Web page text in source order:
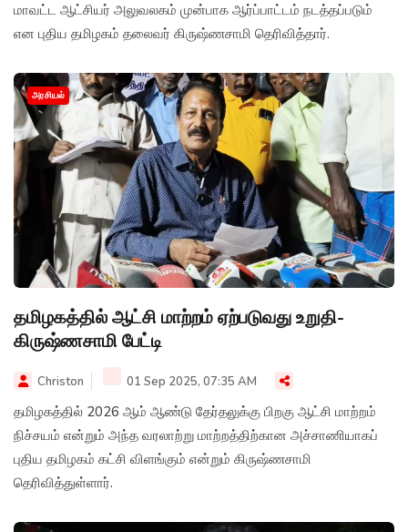
மாவட்ட ஆட்சியர் அலுவலகம் முன்பாக ஆர்ப்பாட்டம் நடத்தப்படும்
என புதிய தமிழகம் தலைவர் கிருஷ்ணசாமி தெரிவித்தார்.
அரசியல்
தமிழகத்தில் ஆட்சி மாற்றம் ஏற்படுவது உறுதி-
கிருஷ்ணசாமி பேட்டி
Christon 01 Sep 2025, 07:35 AM
தமிழகத்தில் 2026 ஆம் ஆண்டு தேர்தலுக்கு பிறகு ஆட்சி மாற்றம்
நிச்சயம் என்றும் அந்த வரலாற்று மாற்றத்திற்கான அச்சாணியாகப்
புதிய தமிழகம் கட்சி விளங்கும் என்றும் கிருஷ்ணசாமி
தெரிவித்துள்ளார்.